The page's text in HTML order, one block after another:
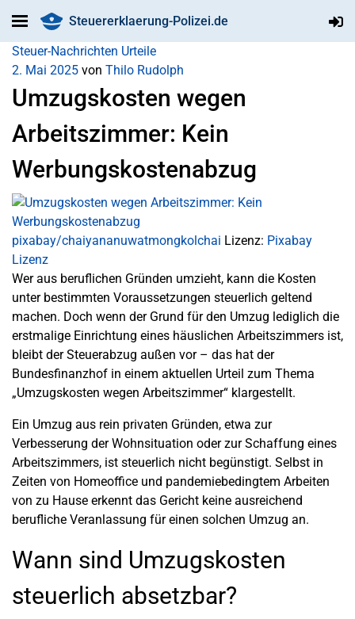
Steuererklaerung-Polizei.de
Steuer-Nachrichten Urteile
2. Mai 2025 von Thilo Rudolph
Umzugskosten wegen
Arbeitszimmer: Kein
Werbungskostenabzug
pixabay/chaiyananuwatmongkolchai Lizenz: Pixabay
Lizenz
Wer aus beruflichen Gründen umzieht, kann die Kosten
unter bestimmten Voraussetzungen steuerlich geltend
machen. Doch wenn der Grund für den Umzug lediglich die
erstmalige Einrichtung eines häuslichen Arbeitszimmers ist,
bleibt der Steuerabzug außen vor – das hat der
Bundesfinanzhof in einem aktuellen Urteil zum Thema
„Umzugskosten wegen Arbeitszimmer“ klargestellt.
Ein Umzug aus rein privaten Gründen, etwa zur
Verbesserung der Wohnsituation oder zur Schaffung eines
Arbeitszimmers, ist steuerlich nicht begünstigt. Selbst in
Zeiten von Homeoffice und pandemiebedingtem Arbeiten
von zu Hause erkennt das Gericht keine ausreichend
berufliche Veranlassung für einen solchen Umzug an.
Wann sind Umzugskosten
steuerlich absetzbar?